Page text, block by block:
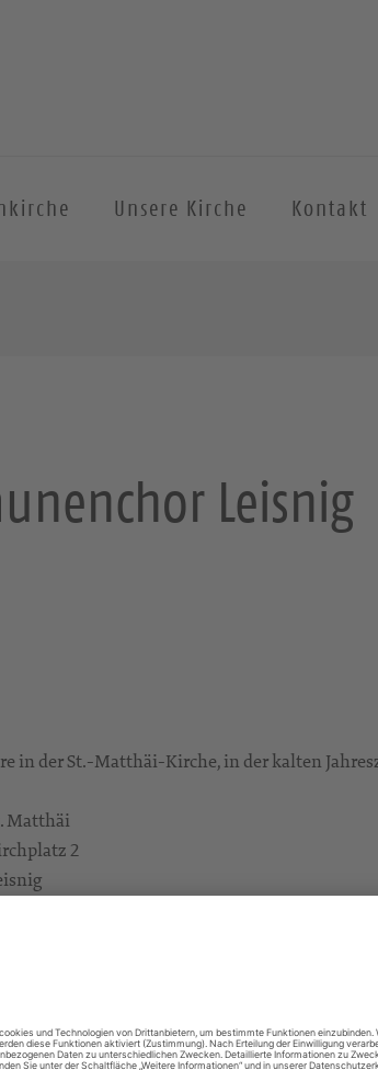
Unsere Kirche Kontakt
Leisnig
in der St.-Matthäi-Kirche, in der kalten
Matthäi
2
Zielgruppen
Leisnig-Tragnitz-Altenhof
Leisnig